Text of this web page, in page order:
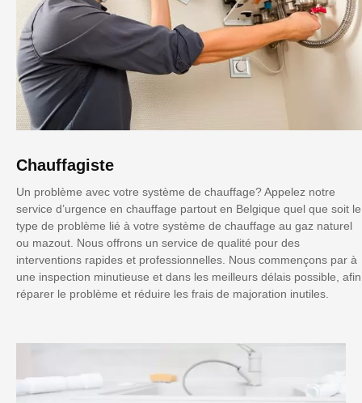
Chauffagiste
Un problème avec votre système de chauffage? Appelez notre
service d’urgence en chauffage partout en Belgique quel que soit le
type de problème lié à votre système de chauffage au gaz naturel
ou mazout. Nous offrons un service de qualité pour des
interventions rapides et professionnelles. Nous commençons par à
une inspection minutieuse et dans les meilleurs délais possible, afin
réparer le problème et réduire les frais de majoration inutiles.